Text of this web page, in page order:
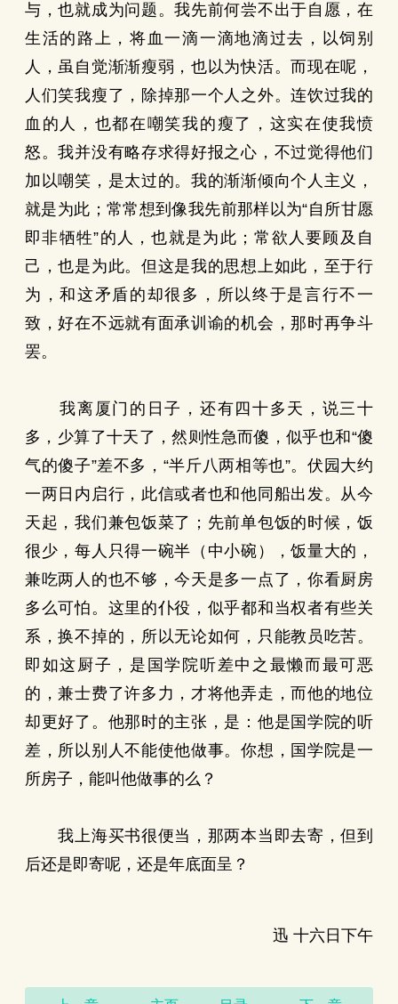
与，也就成为问题。我先前何尝不出于自愿，在
生活的路上，将血一滴一滴地滴过去，以饲别
人，虽自觉渐渐瘦弱，也以为快活。而现在呢，
人们笑我瘦了，除掉那一个人之外。连饮过我的
血的人，也都在嘲笑我的瘦了，这实在使我愤
怒。我并没有略存求得好报之心，不过觉得他们
加以嘲笑，是太过的。我的渐渐倾向个人主义，
就是为此；常常想到像我先前那样以为“自所甘愿
即非牺牲”的人，也就是为此；常欲人要顾及自
己，也是为此。但这是我的思想上如此，至于行
为，和这矛盾的却很多，所以终于是言行不一
致，好在不远就有面承训谕的机会，那时再争斗
罢。
我离厦门的日子，还有四十多天，说三十
多，少算了十天了，然则性急而傻，似乎也和“傻
气的傻子”差不多，“半斤八两相等也”。伏园大约
一两日内启行，此信或者也和他同船出发。从今
天起，我们兼包饭菜了；先前单包饭的时候，饭
很少，每人只得一碗半（中小碗），饭量大的，
兼吃两人的也不够，今天是多一点了，你看厨房
多么可怕。这里的仆役，似乎都和当权者有些关
系，换不掉的，所以无论如何，只能教员吃苦。
即如这厨子，是国学院听差中之最懒而最可恶
的，兼士费了许多力，才将他弄走，而他的地位
却更好了。他那时的主张，是：他是国学院的听
差，所以别人不能使他做事。你想，国学院是一
所房子，能叫他做事的么？
我上海买书很便当，那两本当即去寄，但到
后还是即寄呢，还是年底面呈？
迅 十六日下午